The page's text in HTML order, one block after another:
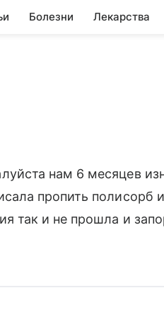
Болезни Лекарства
нам 6 месяцев
пропить полисорб
так и не прошла и